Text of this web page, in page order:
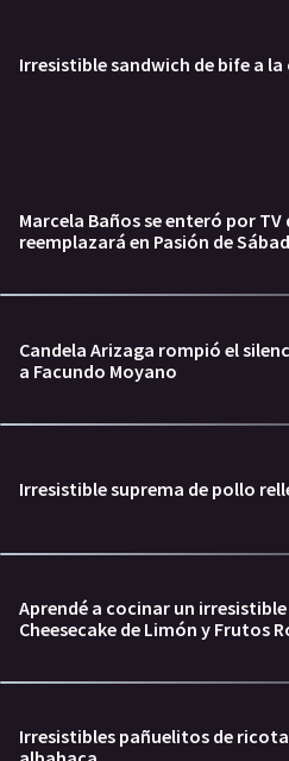
Irresistible sandwich de bife a
Marcela Baños se enteró por TV
reemplazará en Pasión de
Candela Arizaga rompió el
a Facundo Moyano
Irresistible suprema de pollo
Aprendé a cocinar un irresistible
Cheesecake de Limón y Frutos
Irresistibles pañuelitos de